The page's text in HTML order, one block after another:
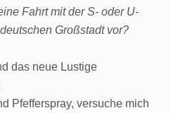
Fahrt mit der S- oder U-
Großstadt vor?
das neue Lustige
Pfefferspray, versuche mich